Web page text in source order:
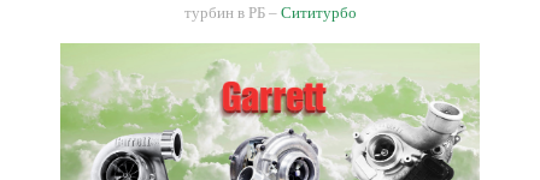
турбин в РБ – Сититурбо